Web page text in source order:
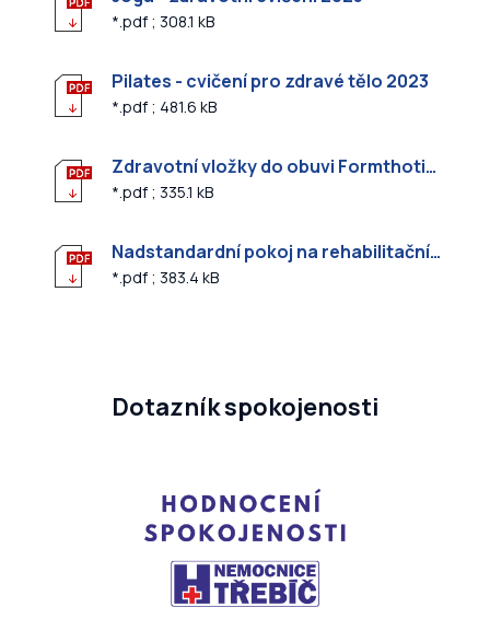
*.pdf ; 308.1 kB
Pilates - cvičení pro zdravé tělo 2023
*.pdf ; 481.6 kB
Zdravotní vložky do obuvi Formthotics
*.pdf ; 335.1 kB
Nadstandardní pokoj na rehabilitačním oddělení
*.pdf ; 383.4 kB
Dotazník spokojenosti